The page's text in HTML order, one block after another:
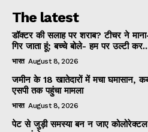
The latest
डॉक्टर की सलाह पर शराब? टीचर ने
गिर जाता हूं; बच्चे बोले- हम पर उल्टी
भारत August 8, 2026
जमीन के 18 खातेदारों में मचा
एसपी तक पहुंचा मामला
भारत August 8, 2026
पेट से जुड़ी समस्या बन न जाए